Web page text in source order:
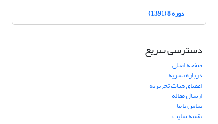
دوره 8 (1391)
دسترسی سریع
صفحه اصلی
درباره نشریه
اعضای هیات تحریریه
ارسال مقاله
تماس با ما
نقشه سایت